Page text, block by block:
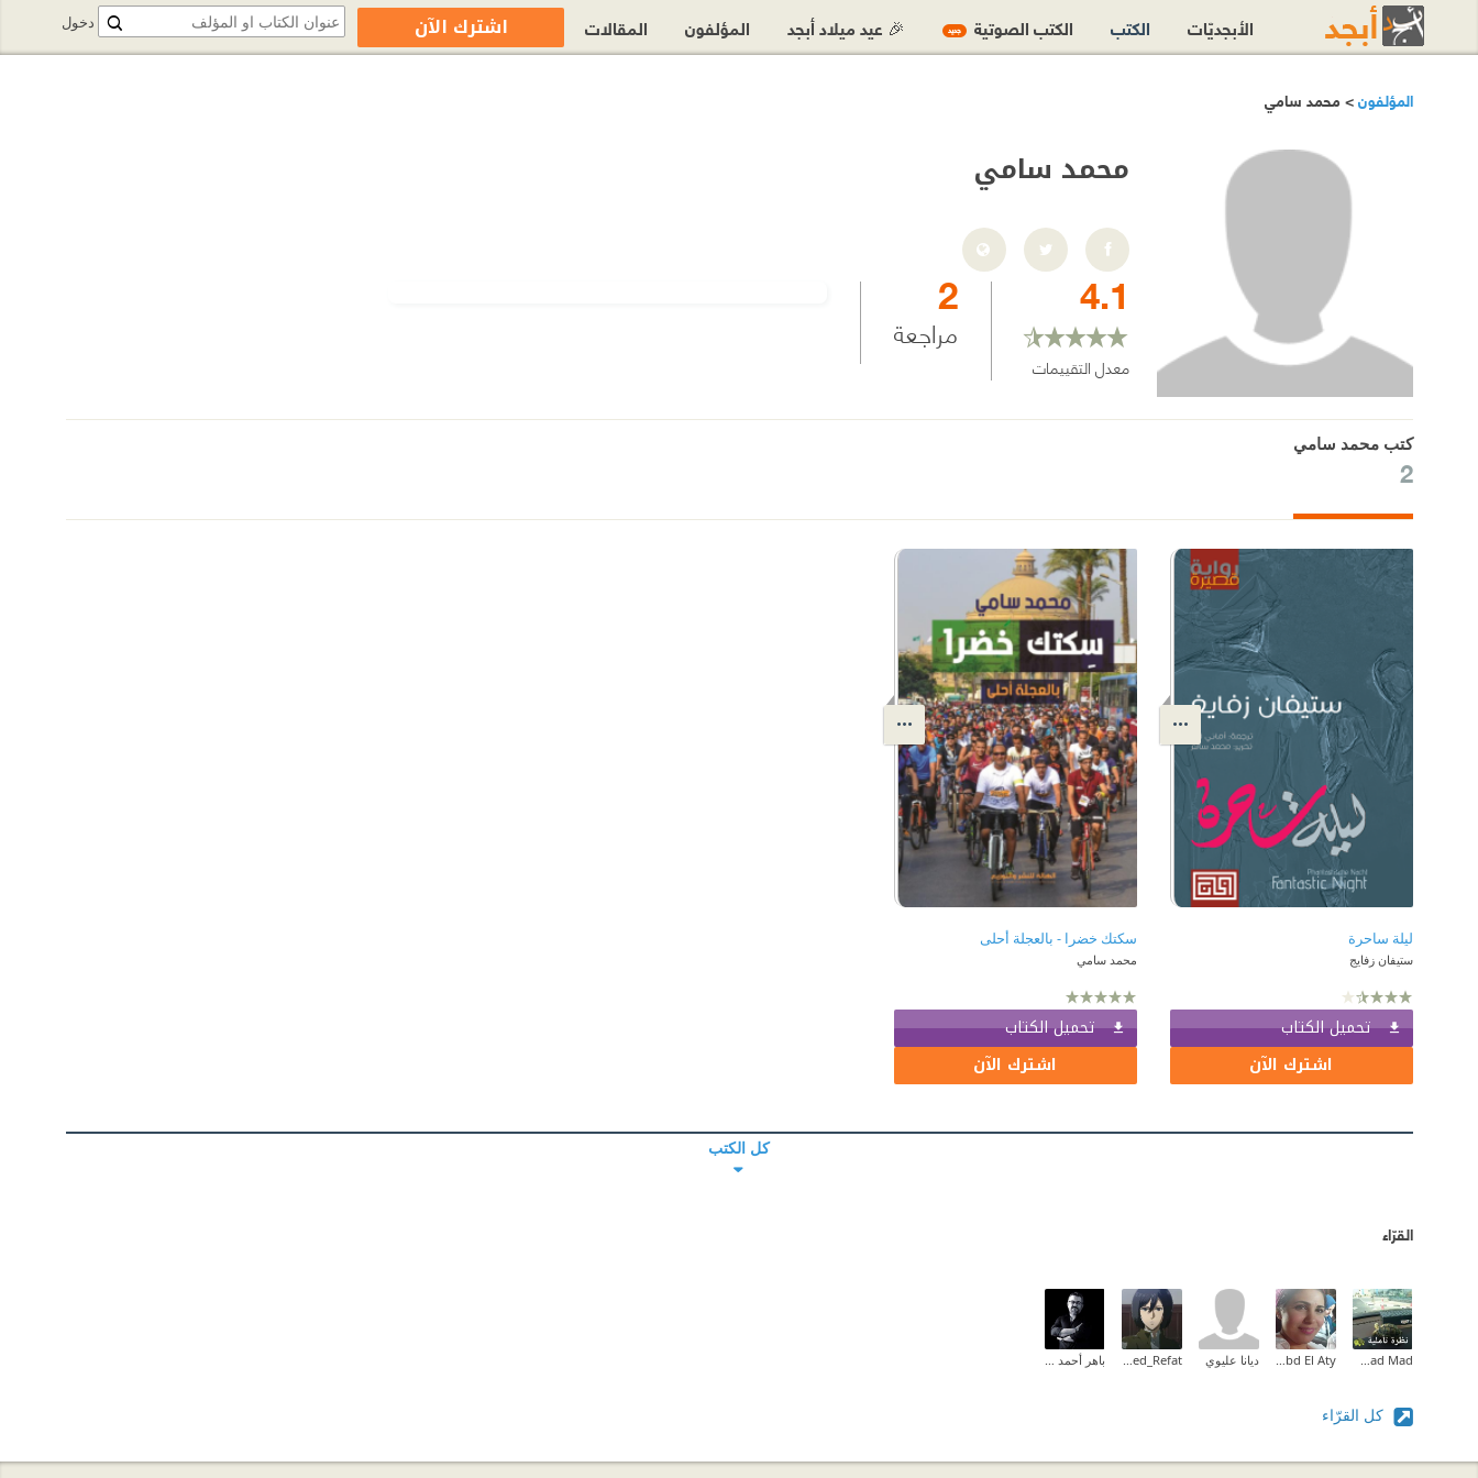
المؤلفون> محمد سامي
محمد سامي
4.1
معدل التقييمات
2
مراجعة
كتب محمد سامي
2
ليلة ساحرة
ستيفان زفايج
تحميل الكتاب
اشترك الآن
سكتك خضرا - بالعجلة أحلى
محمد سامي
تحميل الكتاب
اشترك الآن
كل الكتب
القرّاء
ديانا عليوي
كل القرّاء
دخول الأبجديّات الكتب الكتب الصوتية جديد 🎉 عيد ميلاد أبجد المؤلفون المقالات اشترك الآن